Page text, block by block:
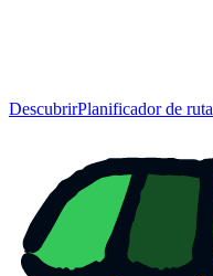
DescubrirPlanificador de